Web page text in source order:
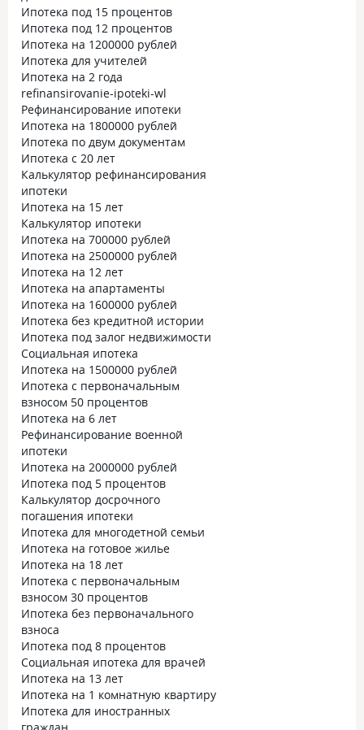
Ипотека под 15 процентов
Ипотека под 12 процентов
Ипотека на 1200000 рублей
Ипотека для учителей
Ипотека на 2 года
refinansirovanie-ipoteki-wl
Рефинансирование ипотеки
Ипотека на 1800000 рублей
Ипотека по двум документам
Ипотека с 20 лет
Калькулятор рефинансирования
ипотеки
Ипотека на 15 лет
Калькулятор ипотеки
Ипотека на 700000 рублей
Ипотека на 2500000 рублей
Ипотека на 12 лет
Ипотека на апартаменты
Ипотека на 1600000 рублей
Ипотека без кредитной истории
Ипотека под залог недвижимости
Социальная ипотека
Ипотека на 1500000 рублей
Ипотека с первоначальным
взносом 50 процентов
Ипотека на 6 лет
Рефинансирование военной
ипотеки
Ипотека на 2000000 рублей
Ипотека под 5 процентов
Калькулятор досрочного
погашения ипотеки
Ипотека для многодетной семьи
Ипотека на готовое жилье
Ипотека на 18 лет
Ипотека с первоначальным
взносом 30 процентов
Ипотека без первоначального
взноса
Ипотека под 8 процентов
Социальная ипотека для врачей
Ипотека на 13 лет
Ипотека на 1 комнатную квартиру
Ипотека для иностранных